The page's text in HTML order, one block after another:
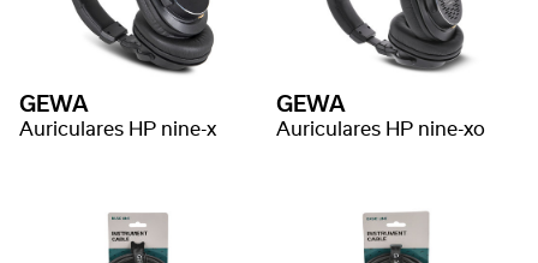
GEWA
Auriculares HP nine-x
GEWA
Auriculares HP nine-xo